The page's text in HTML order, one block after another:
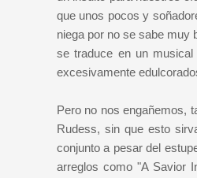
que unos pocos y
niega por no se sabe muy
se traduce en un
excesivamente
Pero no nos engañemos,
Rudess, sin que esto
conjunto a pesar del
arreglos como "A Savior